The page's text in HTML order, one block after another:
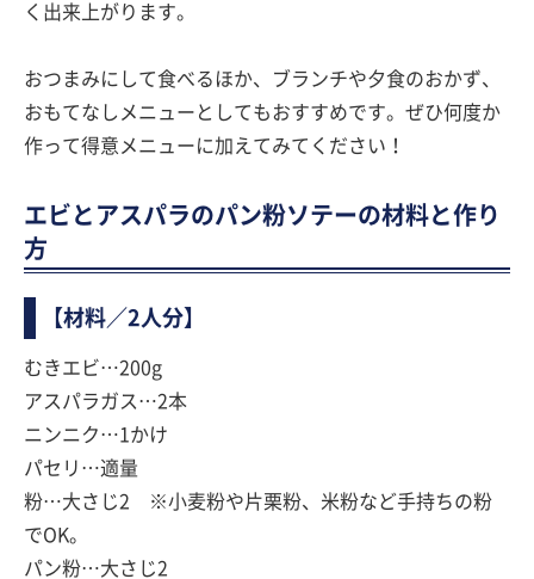
く出来上がります。
おつまみにして食べるほか、ブランチや夕食のおかず、
おもてなしメニューとしてもおすすめです。ぜひ何度か
作って得意メニューに加えてみてください！
エビとアスパラのパン粉ソテーの材料と作り
方
【材料／2人分】
むきエビ…200g
アスパラガス…2本
ニンニク…1かけ
パセリ…適量
粉…大さじ2 ※小麦粉や片栗粉、米粉など手持ちの粉
でOK。
パン粉…大さじ2